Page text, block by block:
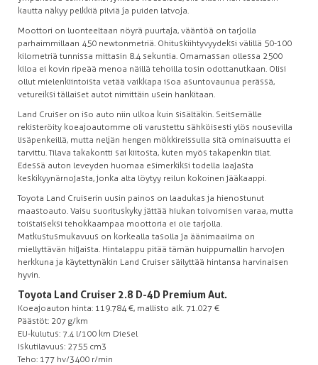
kautta näkyy pelkkiä pilviä ja puiden latvoja.
Moottori on luonteeltaan nöyrä puurtaja, vääntöä on tarjolla
parhaimmillaan 450 newtonmetriä. Ohituskiihtyvyydeksi välillä 50-100
kilometriä tunnissa mittasin 8.4 sekuntia. Omamassan ollessa 2500
kiloa ei kovin ripeää menoa näillä tehoilla tosin odottanutkaan. Olisi
ollut mielenkiintoista vetää vaikkapa isoa asuntovaunua perässä,
vetureiksi tällaiset autot nimittäin usein hankitaan.
Land Cruiser on iso auto niin ulkoa kuin sisältäkin. Seitsemälle
rekisteröity koeajoautomme oli varustettu sähköisesti ylös nousevilla
lisäpenkeillä, mutta neljän hengen mökkireissulla sitä ominaisuutta ei
tarvittu. Tilava takakontti sai kiitosta, kuten myös takapenkin tilat.
Edessä auton leveyden huomaa esimerkiksi todella laajasta
keskikyynärnojasta, jonka alta löytyy reilun kokoinen jääkaappi.
Toyota Land Cruiserin uusin painos on laadukas ja hienostunut
maastoauto. Vaisu suorituskyky jättää hiukan toivomisen varaa, mutta
toistaiseksi tehokkaampaa moottoria ei ole tarjolla.
Matkustusmukavuus on korkealla tasolla ja äänimaailma on
miellyttävän hiljaista. Hintalappu pitää tämän huippumallin harvojen
herkkuna ja käytettynäkin Land Cruiser säilyttää hintansa harvinaisen
hyvin.
Toyota Land Cruiser 2.8 D-4D Premium Aut.
Koeajoauton hinta: 119.784 €, mallisto alk. 71.027 €
Päästöt: 207 g/km
EU-kulutus: 7.4 l/100 km Diesel
Iskutilavuus: 2755 cm3
Teho: 177 hv/3400 r/min